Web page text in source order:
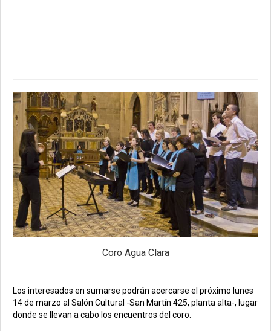
Coro Agua Clara
Los interesados en sumarse podrán acercarse el próximo lunes
14 de marzo al Salón Cultural -San Martín 425, planta alta-, lugar
donde se llevan a cabo los encuentros del coro.